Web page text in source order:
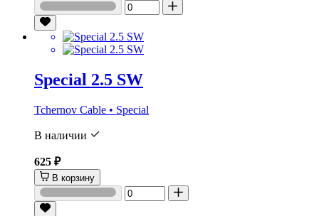
Special 2.5 SW
Tchernov Cable • Special
В наличии
625 ₽
В корзину